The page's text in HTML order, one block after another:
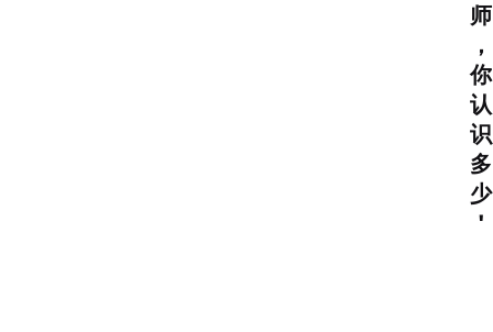
师
，
你
认
识
多
少
！